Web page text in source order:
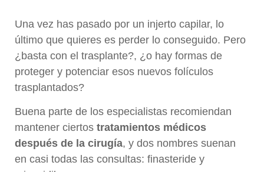
Una vez has pasado por un injerto capilar, lo
último que quieres es perder lo conseguido. Pero
¿basta con el trasplante?, ¿o hay formas de
proteger y potenciar esos nuevos folículos
trasplantados?
Buena parte de los especialistas recomiendan
mantener ciertos tratamientos médicos
después de la cirugía, y dos nombres suenan
en casi todas las consultas: finasteride y